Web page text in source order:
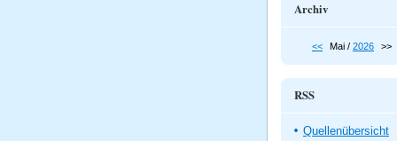
Archiv
<< Mai / 2026 >>
RSS
Quellenübersicht